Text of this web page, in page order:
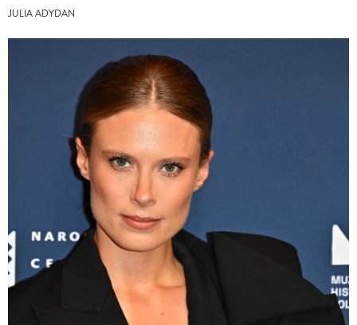
JULIA ADYDAN